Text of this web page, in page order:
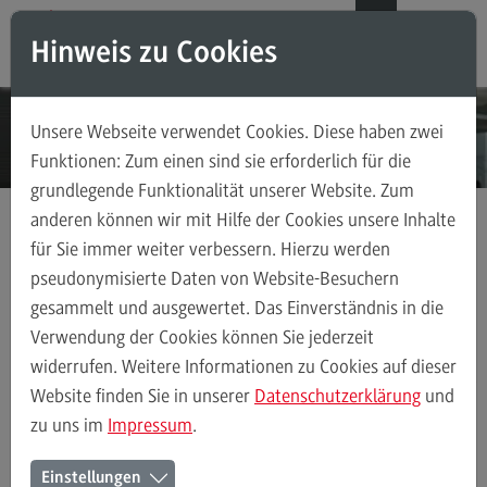
Direkt zum Inhalt
Direkt zum Hauptmenu
Direkt zum Footer
Modul-O-Mat
Masterstudiengänge
Accounting, Controlling, Taxation
Accounting, Controlling, Taxation
Modulangebot
Berufsperspektiven
Kontakt
Advanced Practice in Healthcare
Advanced Practice in Healthcare
Rahmenbedingungen
Masterstudiengänge
Digital Business Management
Modulangebot
Struktur und Module im Master
Hinweis zu Cookies
Unsere Webseite verwendet Cookies. Diese haben zwei
Funktionen: Zum einen sind sie erforderlich für die
grundlegende Funktionalität unserer Website. Zum
anderen können wir mit Hilfe der Cookies unsere Inhalte
für Sie immer weiter verbessern. Hierzu werden
pseudonymisierte Daten von Website-Besuchern
gesammelt und ausgewertet. Das Einverständnis in die
Verwendung der Cookies können Sie jederzeit
widerrufen. Weitere Informationen zu Cookies auf dieser
Website finden Sie in unserer Datenschutzerklärung und
zu uns im Impressum.
Einstellungen